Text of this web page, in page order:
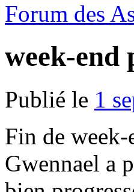
Forum des
week-end
Publié le 1
Fin de
Gwennael a